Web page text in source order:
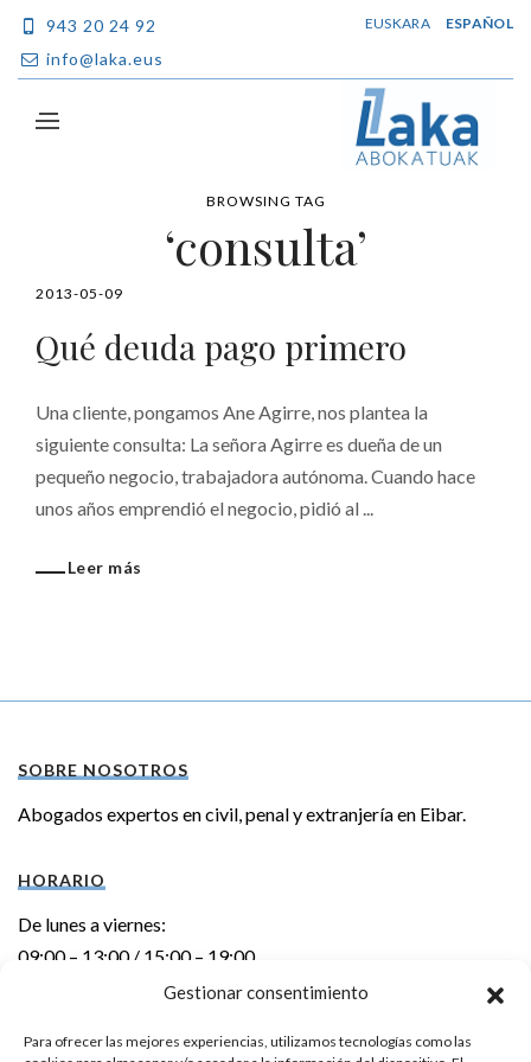
Gestionar consentimiento
Para ofrecer las mejores experiencias, utilizamos tecnologías como las
943 20 24 92
info@laka.eus
EUSKARA ESPAÑOL
BROWSING TAG
‘consulta’
2013-05-09
Qué deuda pago primero
Una cliente, pongamos Ane Agirre, nos plantea la
siguiente consulta: La señora Agirre es dueña de un
pequeño negocio, trabajadora autónoma. Cuando hace
unos años emprendió el negocio, pidió al ...
Leer más
SOBRE NOSOTROS
Abogados expertos en civil, penal y extranjería en Eibar.
HORARIO
De lunes a viernes:
09:00 – 13:00 / 15:00 – 19:00